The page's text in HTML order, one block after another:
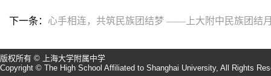
下一条： 心手相连，共筑民族团结梦 ——上大附中民族团结
版权所有 © 上海大学附属中学
Copyright © The High School Affiliated to Shanghai University, All Rights